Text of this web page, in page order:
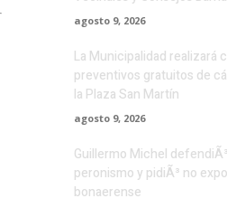
agosto 9, 2026
La Municipalidad realizará
preventivos gratuitos de
la Plaza San Martín
agosto 9, 2026
Guillermo Michel
peronismo y pidiÃ³ no
bonaerense